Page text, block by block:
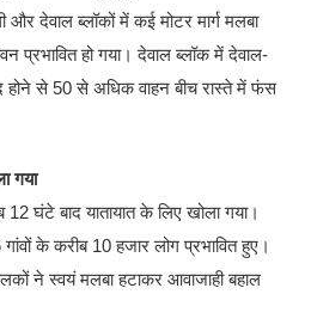
और देवाल ब्लॉकों में कई मोटर मार्ग मलबा
हो गया। देवाल ब्लॉक में देवाल-
से 50 से अधिक वाहन बीच रास्ते में फंस
गया
12 घंटे बाद यातायात के लिए खोला गया।
के करीब 10 हजार लोग प्रभावित हुए।
ने स्वयं मलबा हटाकर आवाजाही बहाल